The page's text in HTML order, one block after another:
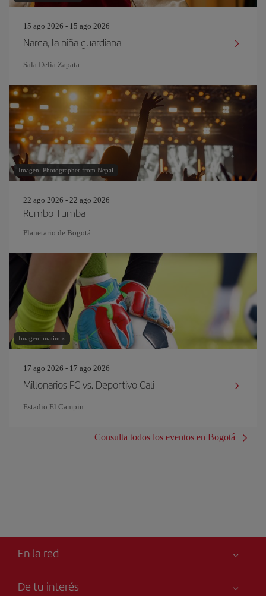
15 ago 2026 - 15 ago 2026
Narda, la niña guardiana
Sala Delia Zapata
Imagen: Photographer from Nepal
22 ago 2026 - 22 ago 2026
Rumbo Tumba
Planetario de Bogotá
Imagen: matimix
17 ago 2026 - 17 ago 2026
Millonarios FC vs. Deportivo Cali
Estadio El Campin
Consulta todos los eventos en Bogotá
En la red
De tu interés